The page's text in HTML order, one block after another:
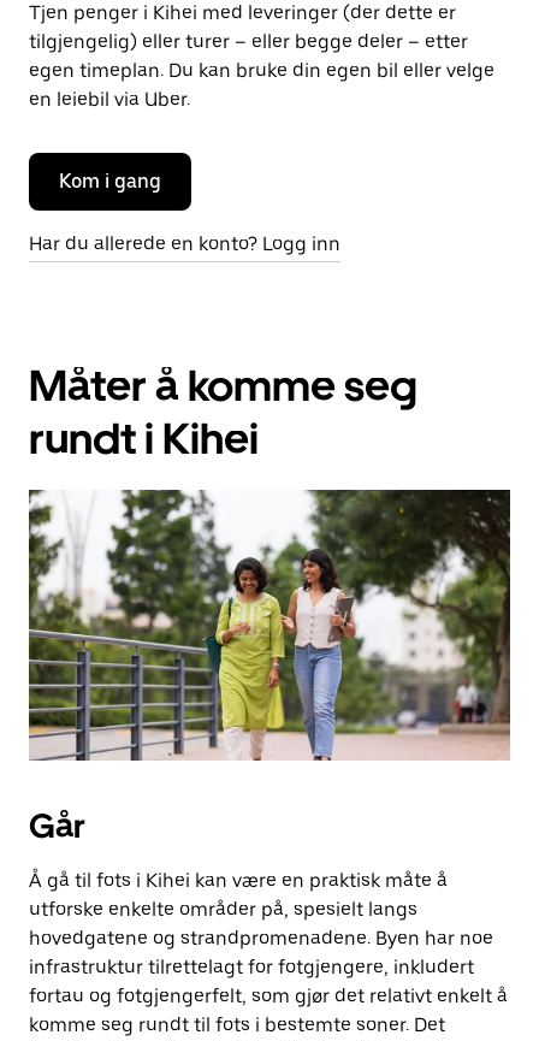
Tjen penger i Kihei med leveringer (der dette er
tilgjengelig) eller turer – eller begge deler – etter
egen timeplan. Du kan bruke din egen bil eller velge
en leiebil via Uber.
Kom i gang
Har du allerede en konto? Logg inn
Måter å komme seg
rundt i Kihei
Går
Å gå til fots i Kihei kan være en praktisk måte å
utforske enkelte områder på, spesielt langs
hovedgatene og strandpromenadene. Byen har noe
infrastruktur tilrettelagt for fotgjengere, inkludert
fortau og fotgjengerfelt, som gjør det relativt enkelt å
komme seg rundt til fots i bestemte soner. Det